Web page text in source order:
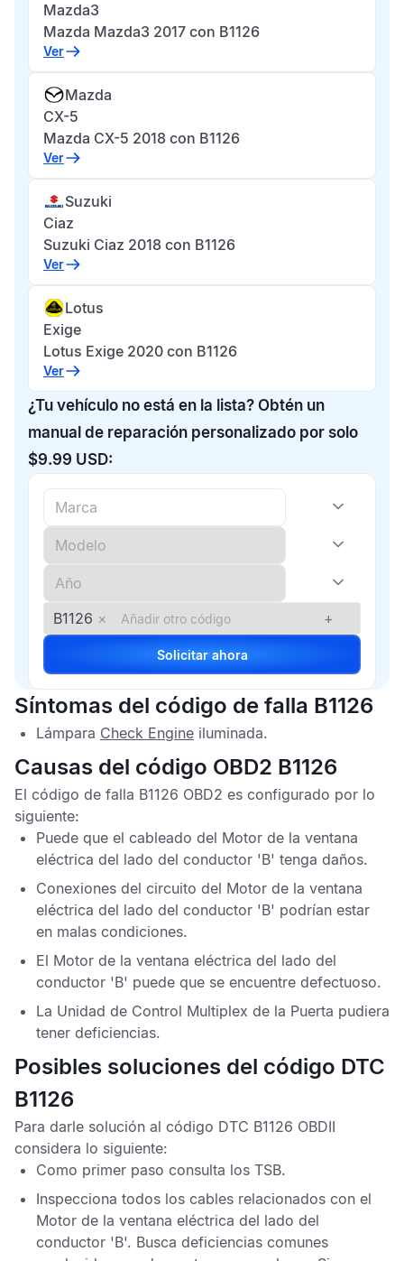
Mazda3
Mazda Mazda3 2017 con B1126
Ver
Mazda
CX-5
Mazda CX-5 2018 con B1126
Ver
Suzuki
Ciaz
Suzuki Ciaz 2018 con B1126
Ver
Lotus
Exige
Lotus Exige 2020 con B1126
Ver
¿Tu vehículo no está en la lista? Obtén un
manual de reparación personalizado por solo
$9.99 USD:
B1126 × +
Solicitar ahora
Síntomas del código de falla B1126
Lámpara Check Engine iluminada.
Causas del código OBD2 B1126
El código de falla B1126 OBD2 es configurado por lo
siguiente:
Puede que el cableado del Motor de la ventana
eléctrica del lado del conductor 'B' tenga daños.
Conexiones del circuito del Motor de la ventana
eléctrica del lado del conductor 'B' podrían estar
en malas condiciones.
El Motor de la ventana eléctrica del lado del
conductor 'B' puede que se encuentre defectuoso.
La Unidad de Control Multiplex de la Puerta pudiera
tener deficiencias.
Posibles soluciones del código DTC
B1126
Para darle solución al código DTC B1126 OBDII
considera lo siguiente:
Como primer paso consulta los TSB.
Inspecciona todos los cables relacionados con el
Motor de la ventana eléctrica del lado del
conductor 'B'. Busca deficiencias comunes